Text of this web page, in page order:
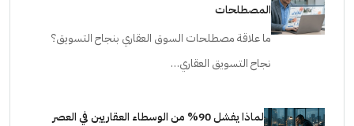
المصطلحات
ما علاقة مصطلحات السوق العقاري بنجاح التسويق؟
نجاح التسويق العقاري…
لماذا يفشل 90% من الوسطاء العقاريين في العصر